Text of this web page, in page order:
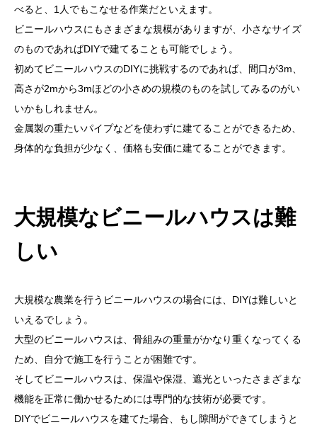
べると、1人でもこなせる作業だといえます。
ビニールハウスにもさまざまな規模がありますが、小さなサイズ
のものであればDIYで建てることも可能でしょう。
初めてビニールハウスのDIYに挑戦するのであれば、間口が3m、
高さが2mから3mほどの小さめの規模のものを試してみるのがい
いかもしれません。
金属製の重たいパイプなどを使わずに建てることができるため、
身体的な負担が少なく、価格も安価に建てることができます。
大規模なビニールハウスは難
しい
大規模な農業を行うビニールハウスの場合には、DIYは難しいと
いえるでしょう。
大型のビニールハウスは、骨組みの重量がかなり重くなってくる
ため、自分で施工を行うことが困難です。
そしてビニールハウスは、保温や保湿、遮光といったさまざまな
機能を正常に働かせるためには専門的な技術が必要です。
DIYでビニールハウスを建てた場合、もし隙間ができてしまうと